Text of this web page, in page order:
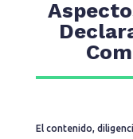
El contenido,